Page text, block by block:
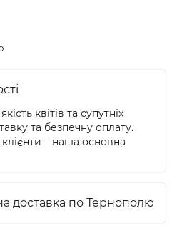
квітів та супутніх
та безпечну оплату.
клієнти – наша основна
доставка по Тернополю